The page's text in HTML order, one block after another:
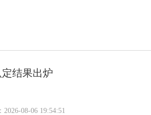
结果出炉
2026-08-06 19:54:51